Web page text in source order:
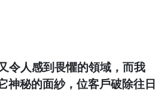
令人感到畏懼的領域，而我
神秘的面紗，位客戶破除往日